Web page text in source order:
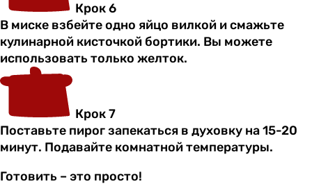
Крок 6
В миске взбейте одно яйцо вилкой и смажьте
кулинарной кисточкой бортики. Вы можете
использовать только желток.
Крок 7
Поставьте пирог запекаться в духовку на 15-20
минут. Подавайте комнатной температуры.
Готовить – это просто!